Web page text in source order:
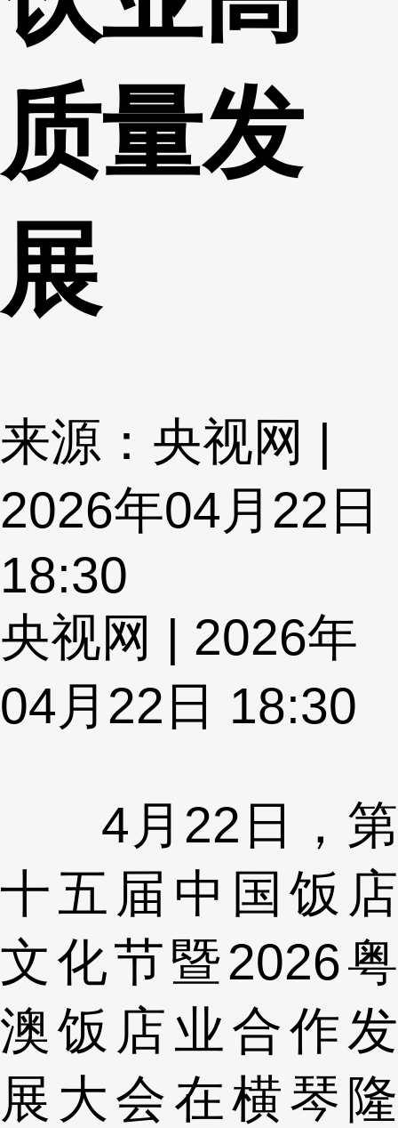
质量发
展
来源：央视网 |
2026年04月22日
18:30
央视网 | 2026年
04月22日 18:30
4月22日，第
十五届中国饭店
文化节暨2026粤
澳饭店业合作发
展大会在横琴隆